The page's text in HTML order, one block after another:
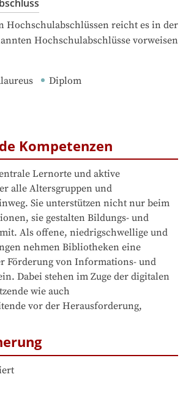
Hochschulabschlüssen reicht es in der
Hochschulabschlüsse vorweisen
Diplom
Kompetenzen
Lernorte und aktive
alle Altersgruppen und
Sie unterstützen nicht nur beim
sie gestalten Bildungs- und
Als offene, niedrigschwellige und
nehmen Bibliotheken eine
Förderung von Informations- und
Dabei stehen im Zuge der digitalen
wie auch
vor der Herausforderung,